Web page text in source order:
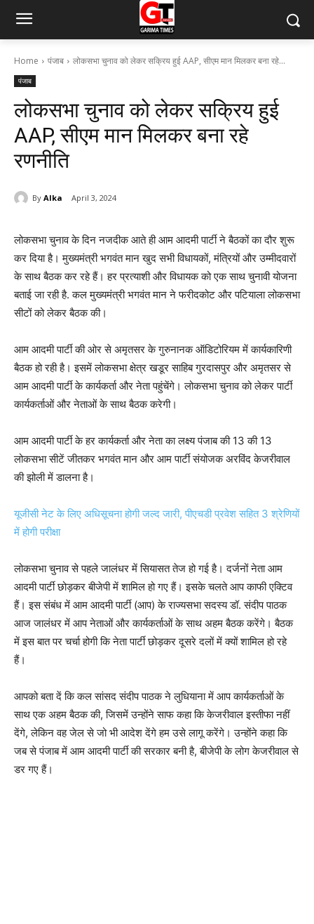
Home पंजाब लोकसभा चुनाव को लेकर सक्रिय हुई AAP, सीएम मान मिलकर बना रहे...
पंजाब
लोकसभा चुनाव को लेकर सक्रिय हुई
AAP, सीएम मान मिलकर बना रहे
रणनीति
By Alka April 3, 2024
लोकसभा चुनाव के दिन नजदीक आते ही आम आदमी पार्टी ने बैठकों का दौर शुरू
कर दिया है। मुख्यमंत्री भगवंत मान खुद सभी विधायकों, मंत्रियों और उम्मीदवारों
के साथ बैठक कर रहे हैं। हर प्रत्याशी और विधायक को एक साथ चुनावी योजना
बताई जा रही है. कल मुख्यमंत्री भगवंत मान ने फरीदकोट और पटियाला लोकसभा
सीटों को लेकर बैठक की।
आम आदमी पार्टी की ओर से अमृतसर के गुरुनानक ऑडिटोरियम में कार्यकारिणी
बैठक हो रही है। इसमें लोकसभा क्षेत्र खडूर साहिब गुरदासपुर और अमृतसर से
आम आदमी पार्टी के कार्यकर्ता और नेता पहुंचेंगे। लोकसभा चुनाव को लेकर पार्टी
कार्यकर्ताओं और नेताओं के साथ बैठक करेगी।
आम आदमी पार्टी के हर कार्यकर्ता और नेता का लक्ष्य पंजाब की 13 की 13
लोकसभा सीटें जीतकर भगवंत मान और आम पार्टी संयोजक अरविंद केजरीवाल
की झोली में डालना है।
यूजीसी नेट के लिए अधिसूचना होगी जल्द जारी, पीएचडी प्रवेश सहित 3 श्रेणियों
में होगी परीक्षा
लोकसभा चुनाव से पहले जालंधर में सियासत तेज हो गई है। दर्जनों नेता आम
आदमी पार्टी छोड़कर बीजेपी में शामिल हो गए हैं। इसके चलते आप काफी एक्टिव
हैं। इस संबंध में आम आदमी पार्टी (आप) के राज्यसभा सदस्य डॉ. संदीप पाठक
आज जालंधर में आप नेताओं और कार्यकर्ताओं के साथ अहम बैठक करेंगे। बैठक
में इस बात पर चर्चा होगी कि नेता पार्टी छोड़कर दूसरे दलों में क्यों शामिल हो रहे
हैं।
आपको बता दें कि कल सांसद संदीप पाठक ने लुधियाना में आप कार्यकर्ताओं के
साथ एक अहम बैठक की, जिसमें उन्होंने साफ कहा कि केजरीवाल इस्तीफा नहीं
देंगे, लेकिन वह जेल से जो भी आदेश देंगे हम उसे लागू करेंगे। उन्होंने कहा कि
जब से पंजाब में आम आदमी पार्टी की सरकार बनी है, बीजेपी के लोग केजरीवाल से
डर गए हैं।